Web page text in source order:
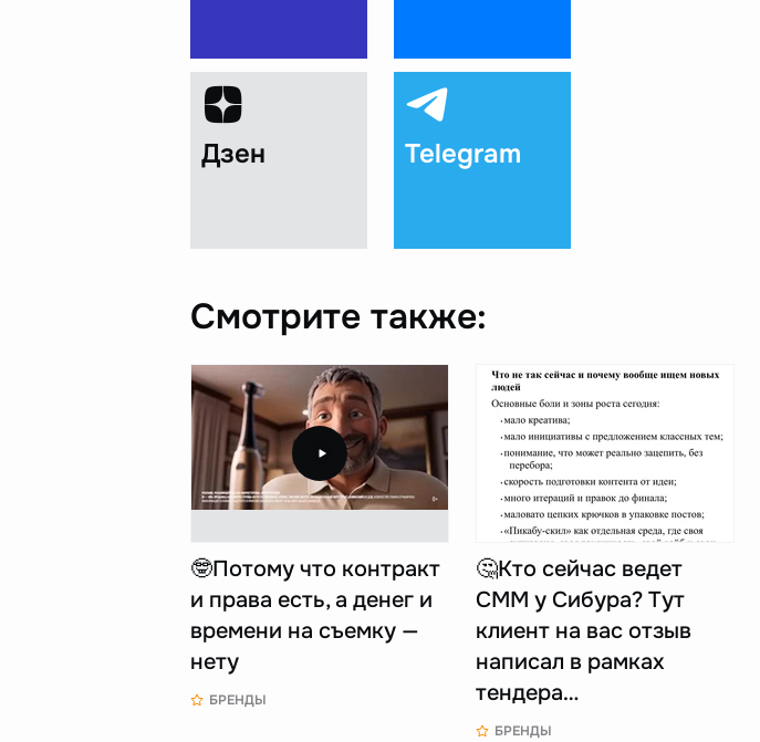
Дзен Telegram
Смотрите также:
🤓Потому что контракт
и права есть, а денег и
времени на съемку —
нету
БРЕНДЫ
🤔Кто сейчас ведет
СММ у Сибура? Тут
клиент на вас отзыв
написал в рамках
тендера…
БРЕНДЫ